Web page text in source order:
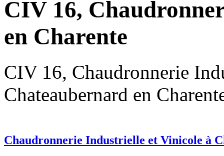
CIV 16,
en Charente
CIV 16, Chaudronnerie
Chateaubernard en
Chaudronnerie Industrielle et Vinicole à